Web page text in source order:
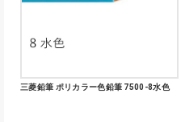
三菱鉛筆 ポリカラー色鉛筆 7500-8水色